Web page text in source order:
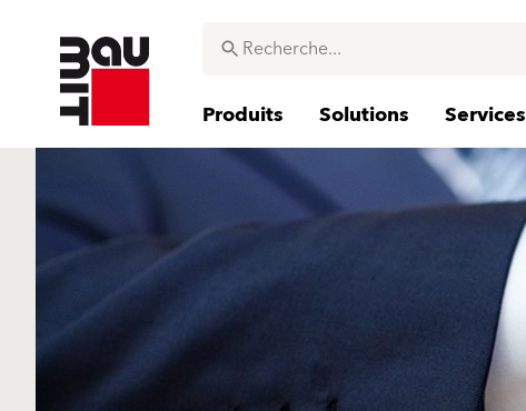
Produits Solutions Services